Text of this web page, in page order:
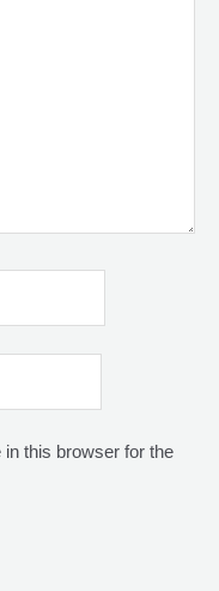
this browser for the